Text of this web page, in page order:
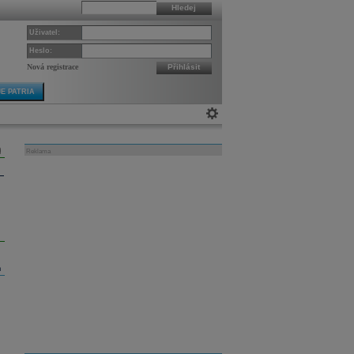
Hledej
Uživatel:
Heslo:
Nová registrace Přihlásit
PATRIA
Reklama